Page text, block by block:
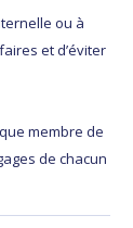
ou à
et d’éviter
membre de
de chacun